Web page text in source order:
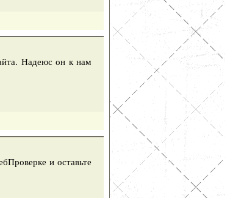
Надеюс он к нам
и оставьте